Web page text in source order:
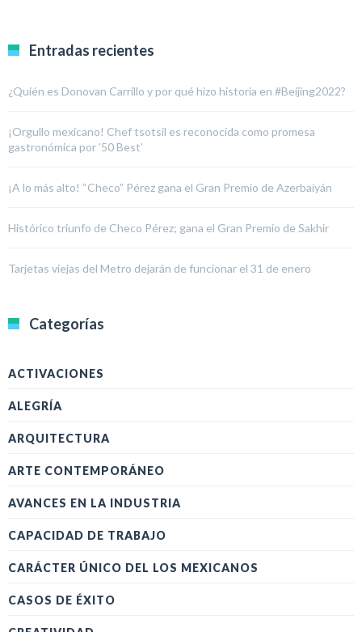
Entradas recientes
¿Quién es Donovan Carrillo y por qué hizo historia en #Beijing2022?
¡Orgullo mexicano! Chef tsotsil es reconocida como promesa
gastronómica por ’50 Best’
¡A lo más alto! “Checo” Pérez gana el Gran Premio de Azerbaiyán
Histórico triunfo de Checo Pérez; gana el Gran Premio de Sakhir
Tarjetas viejas del Metro dejarán de funcionar el 31 de enero
Categorías
ACTIVACIONES
ALEGRÍA
ARQUITECTURA
ARTE CONTEMPORÁNEO
AVANCES EN LA INDUSTRIA
CAPACIDAD DE TRABAJO
CARÁCTER ÚNICO DEL LOS MEXICANOS
CASOS DE ÉXITO